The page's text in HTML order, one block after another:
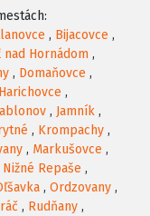
, Bijacovce ,
nad Hornádom ,
, Domaňovce ,
Harichovce ,
, Jamník ,
, Krompachy ,
, Markušovce ,
Nižné Repaše ,
, Ordzovany ,
, Rudňany ,